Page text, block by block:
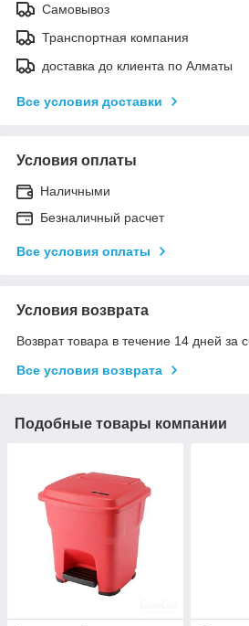
Самовывоз
Транспортная компания
доставка до клиента по Алматы
Все условия доставки
Условия оплаты
Наличными
Безналичный расчет
Все условия оплаты
Условия возврата
Возврат товара в течение 14 дней за
Все условия возврата
Подобные товары компании